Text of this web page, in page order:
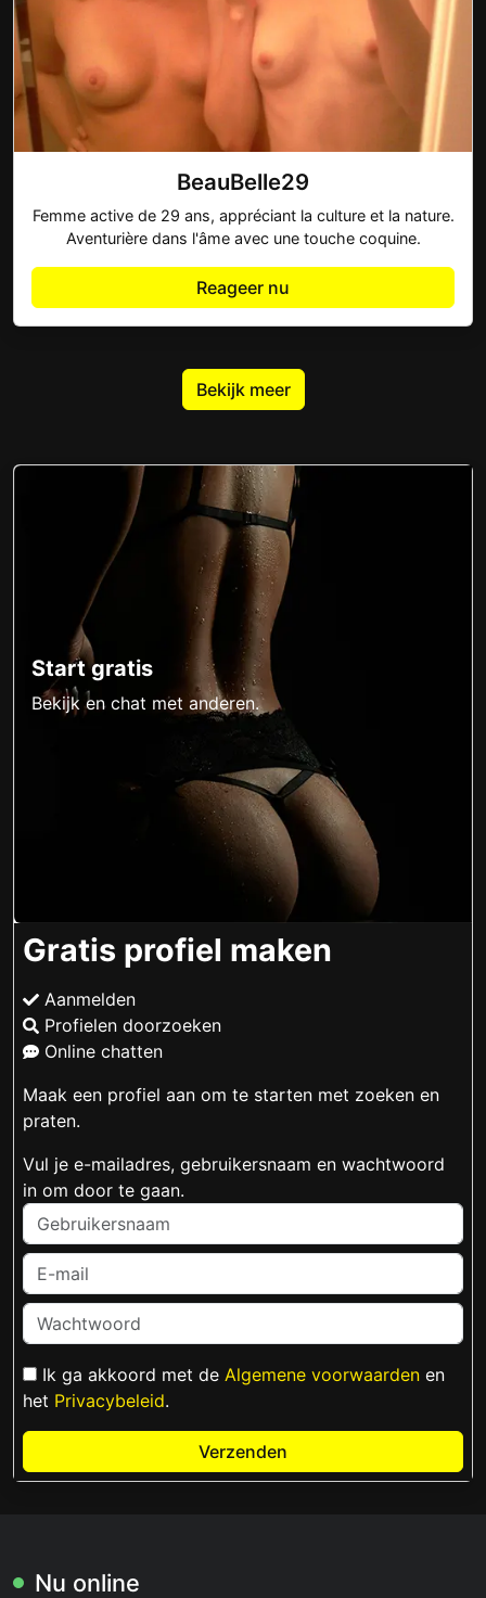
BeauBelle29
Femme active de 29 ans, appréciant la culture et la nature.
Aventurière dans l'âme avec une touche coquine.
Reageer nu
Bekijk meer
Start gratis
Bekijk en chat met anderen.
Gratis profiel maken
Aanmelden
Profielen doorzoeken
Online chatten
Maak een profiel aan om te starten met zoeken en
praten.
Vul je e-mailadres, gebruikersnaam en wachtwoord
in om door te gaan.
Ik ga akkoord met de Algemene voorwaarden en
het Privacybeleid.
Verzenden
Nu online